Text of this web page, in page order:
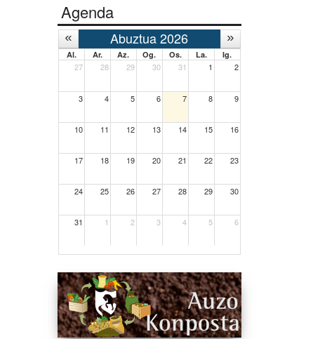
Agenda
Abuztua 2026
Al. Ar. Az. Og. Os. La. Ig.
27 28 29 30 31 1 2
3 4 5 6 7 8 9
10 11 12 13 14 15 16
17 18 19 20 21 22 23
24 25 26 27 28 29 30
31 1 2 3 4 5 6